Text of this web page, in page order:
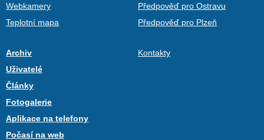
Webkamery
Teplotní mapa
Předpověď pro Ostravu
Předpověď pro Plzeň
Archiv
Uživatelé
Články
Fotogalerie
Aplikace na telefony
Počasí na web
Kontakty